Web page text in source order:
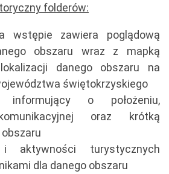
folderów:
wstępie zawiera poglądową
obszaru wraz z mapką
danego obszaru na
świętokrzyskiego
o położeniu,
oraz krótką
aktywności turystycznych
dla danego obszaru